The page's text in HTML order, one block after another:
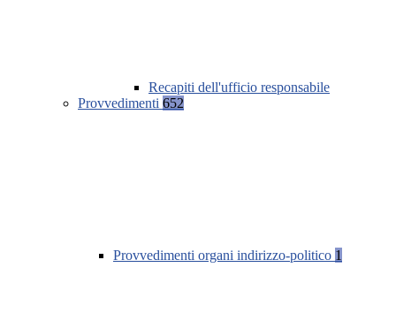
Recapiti dell'ufficio responsabile
Provvedimenti 652
Provvedimenti organi indirizzo-politico 1